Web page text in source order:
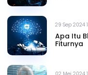
29 Sep 2024
Apa Itu
Fiturnya